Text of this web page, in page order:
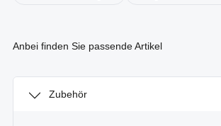
Anbei finden Sie passende Artikel
Zubehör